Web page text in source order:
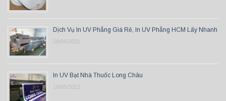
Dịch Vụ In UV Phẳng Giá Rẻ, In UV Phẳng HCM Lấy Nhanh
08/06/2021
In UV Bạt Nhà Thuốc Long Châu
16/05/2023